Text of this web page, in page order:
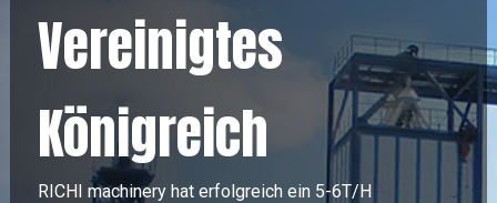
Vereinigtes
Königreich
RICHI machinery hat erfolgreich ein 5-6T/H